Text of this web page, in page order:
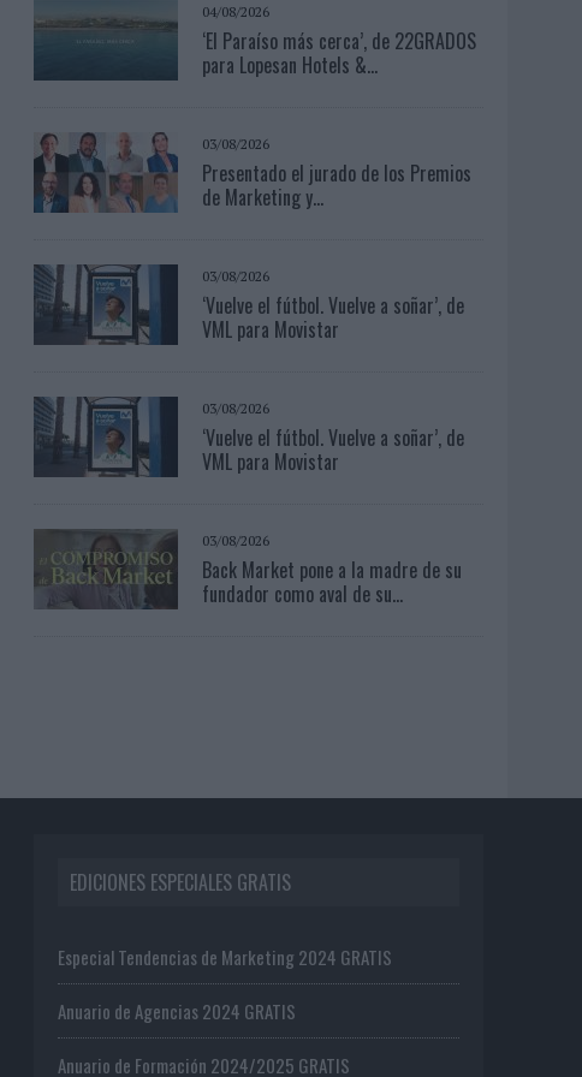
04/08/2026
‘El Paraíso más cerca’, de 22GRADOS
para Lopesan Hotels &...
03/08/2026
Presentado el jurado de los Premios
de Marketing y...
03/08/2026
‘Vuelve el fútbol. Vuelve a soñar’, de
VML para Movistar
03/08/2026
‘Vuelve el fútbol. Vuelve a soñar’, de
VML para Movistar
03/08/2026
Back Market pone a la madre de su
fundador como aval de su...
EDICIONES ESPECIALES GRATIS
Especial Tendencias de Marketing 2024 GRATIS
Anuario de Agencias 2024 GRATIS
Anuario de Formación 2024/2025 GRATIS